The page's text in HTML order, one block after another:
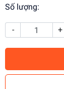
Số lượng:
- +